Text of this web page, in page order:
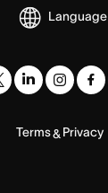
Language
Terms& Privacy